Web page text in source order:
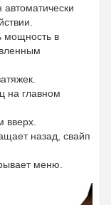
автоматически
мощность в
на главном
назад, свайп
меню.